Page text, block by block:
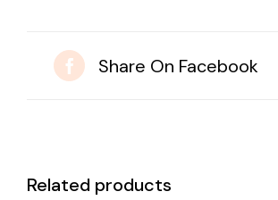
Share On Facebook
Related products